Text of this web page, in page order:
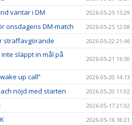
väntar i DM 2026-05-25 15:29
onsdagens DM-match 2026-05-25 12:08
straffavgörande 2026-05-22 21:46
släppt in mål på
2026-05-21 16:30
up call” 2026-05-20 14:13
nöjd med starten 2026-05-20 11:02
2026-05-17 21:02
2026-05-16 18:21